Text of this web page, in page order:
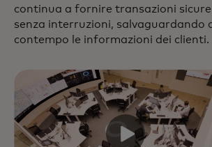
continua a fornire transazioni sicure
senza interruzioni, salvaguardando
contempo le informazioni dei clienti.